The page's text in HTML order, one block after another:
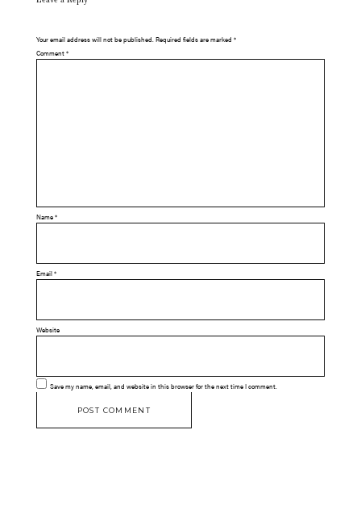
Your email address will not be published. Required fields are marked *
Comment*
Name*
Email*
Website
Save my name, email, and website in this browser for the next time I comment.